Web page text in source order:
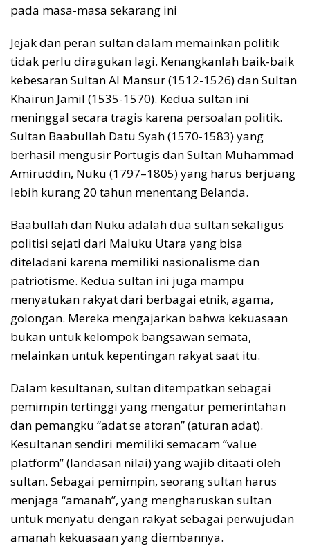
pada masa-masa sekarang ini
Jejak dan peran sultan dalam memainkan politik
tidak perlu diragukan lagi. Kenangkanlah baik-baik
kebesaran Sultan Al Mansur (1512-1526) dan Sultan
Khairun Jamil (1535-1570). Kedua sultan ini
meninggal secara tragis karena persoalan politik.
Sultan Baabullah Datu Syah (1570-1583) yang
berhasil mengusir Portugis dan Sultan Muhammad
Amiruddin, Nuku (1797–1805) yang harus berjuang
lebih kurang 20 tahun menentang Belanda.
Baabullah dan Nuku adalah dua sultan sekaligus
politisi sejati dari Maluku Utara yang bisa
diteladani karena memiliki nasionalisme dan
patriotisme. Kedua sultan ini juga mampu
menyatukan rakyat dari berbagai etnik, agama,
golongan. Mereka mengajarkan bahwa kekuasaan
bukan untuk kelompok bangsawan semata,
melainkan untuk kepentingan rakyat saat itu.
Dalam kesultanan, sultan ditempatkan sebagai
pemimpin tertinggi yang mengatur pemerintahan
dan pemangku “adat se atoran” (aturan adat).
Kesultanan sendiri memiliki semacam “value
platform” (landasan nilai) yang wajib ditaati oleh
sultan. Sebagai pemimpin, seorang sultan harus
menjaga “amanah”, yang mengharuskan sultan
untuk menyatu dengan rakyat sebagai perwujudan
amanah kekuasaan yang diembannya.